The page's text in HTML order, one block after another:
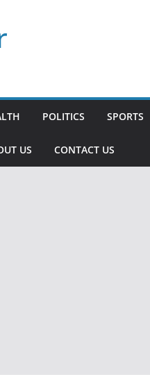
POLITICS SPORTS
US CONTACT US